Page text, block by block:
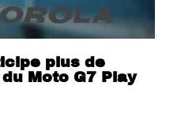
plus de
Moto G7 Play